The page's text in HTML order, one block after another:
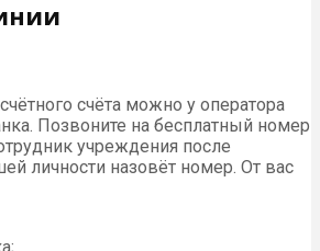
счёта можно у оператора
Позвоните на бесплатный номер
учреждения после
личности назовёт номер. От вас